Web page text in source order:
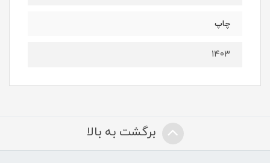
چاپ
۱۴۰۳
برگشت به بالا